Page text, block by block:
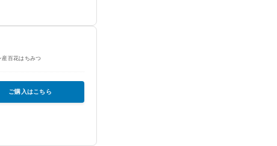
産百花はちみつ
ご購入はこちら